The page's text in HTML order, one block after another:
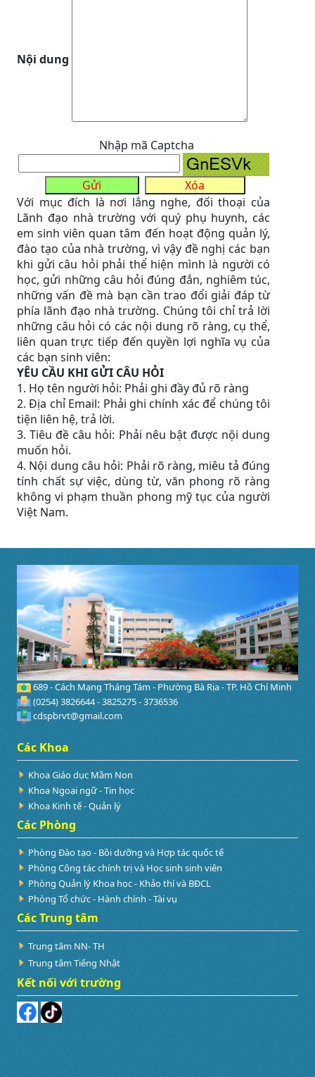
Nội dung
Nhập mã Captcha
Với mục đích là nơi lắng nghe, đối thoại của
Lãnh đạo nhà trường với quý phụ huynh, các
em sinh viên quan tâm đến hoạt động quản lý,
đào tạo của nhà trường, vì vậy đề nghị các bạn
khi gửi câu hỏi phải thể hiện mình là người có
học, gửi những câu hỏi đúng đắn, nghiêm túc,
những vấn đề mà bạn cần trao đổi giải đáp từ
phía lãnh đạo nhà trường. Chúng tôi chỉ trả lời
những câu hỏi có các nội dung rõ ràng, cụ thể,
liên quan trực tiếp đến quyền lợi nghĩa vụ của
các bạn sinh viên:
YÊU CẦU KHI GỬI CÂU HỎI
1. Họ tên người hỏi: Phải ghi đầy đủ rõ ràng
2. Địa chỉ Email: Phải ghi chính xác để chúng tôi
tiện liên hệ, trả lời.
3. Tiêu đề câu hỏi: Phải nêu bật được nội dung
muốn hỏi.
4. Nội dung câu hỏi: Phải rõ ràng, miêu tả đúng
tính chất sự việc, dùng từ, văn phong rõ ràng
không vi phạm thuần phong mỹ tục của người
Việt Nam.
689 - Cách Mạng Tháng Tám - Phường Bà Rịa - TP. Hồ Chí Minh
(0254) 3826644 - 3825275 - 3736536
cdspbrvt@gmail.com
Các Khoa
Khoa Giáo dục Mầm Non
Khoa Ngoại ngữ - Tin học
Khoa Kinh tế - Quản lý
Các Phòng
Phòng Đào tạo - Bồi dưỡng và Hợp tác quốc tế
Phòng Công tác chính trị và Học sinh sinh viên
Phòng Quản lý Khoa học - Khảo thí và BĐCL
Phòng Tổ chức - Hành chính - Tài vụ
Các Trung tâm
Trung tâm NN- TH
Trung tâm Tiếng Nhật
Kết nối với trường